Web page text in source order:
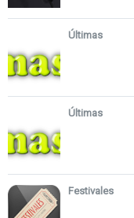
Últimas
Últimas
Festivales